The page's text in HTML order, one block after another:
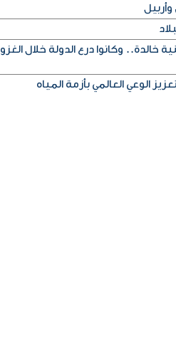
وكانوا درع الدولة خلال الغزو
الوعي العالمي بأزمة المياه